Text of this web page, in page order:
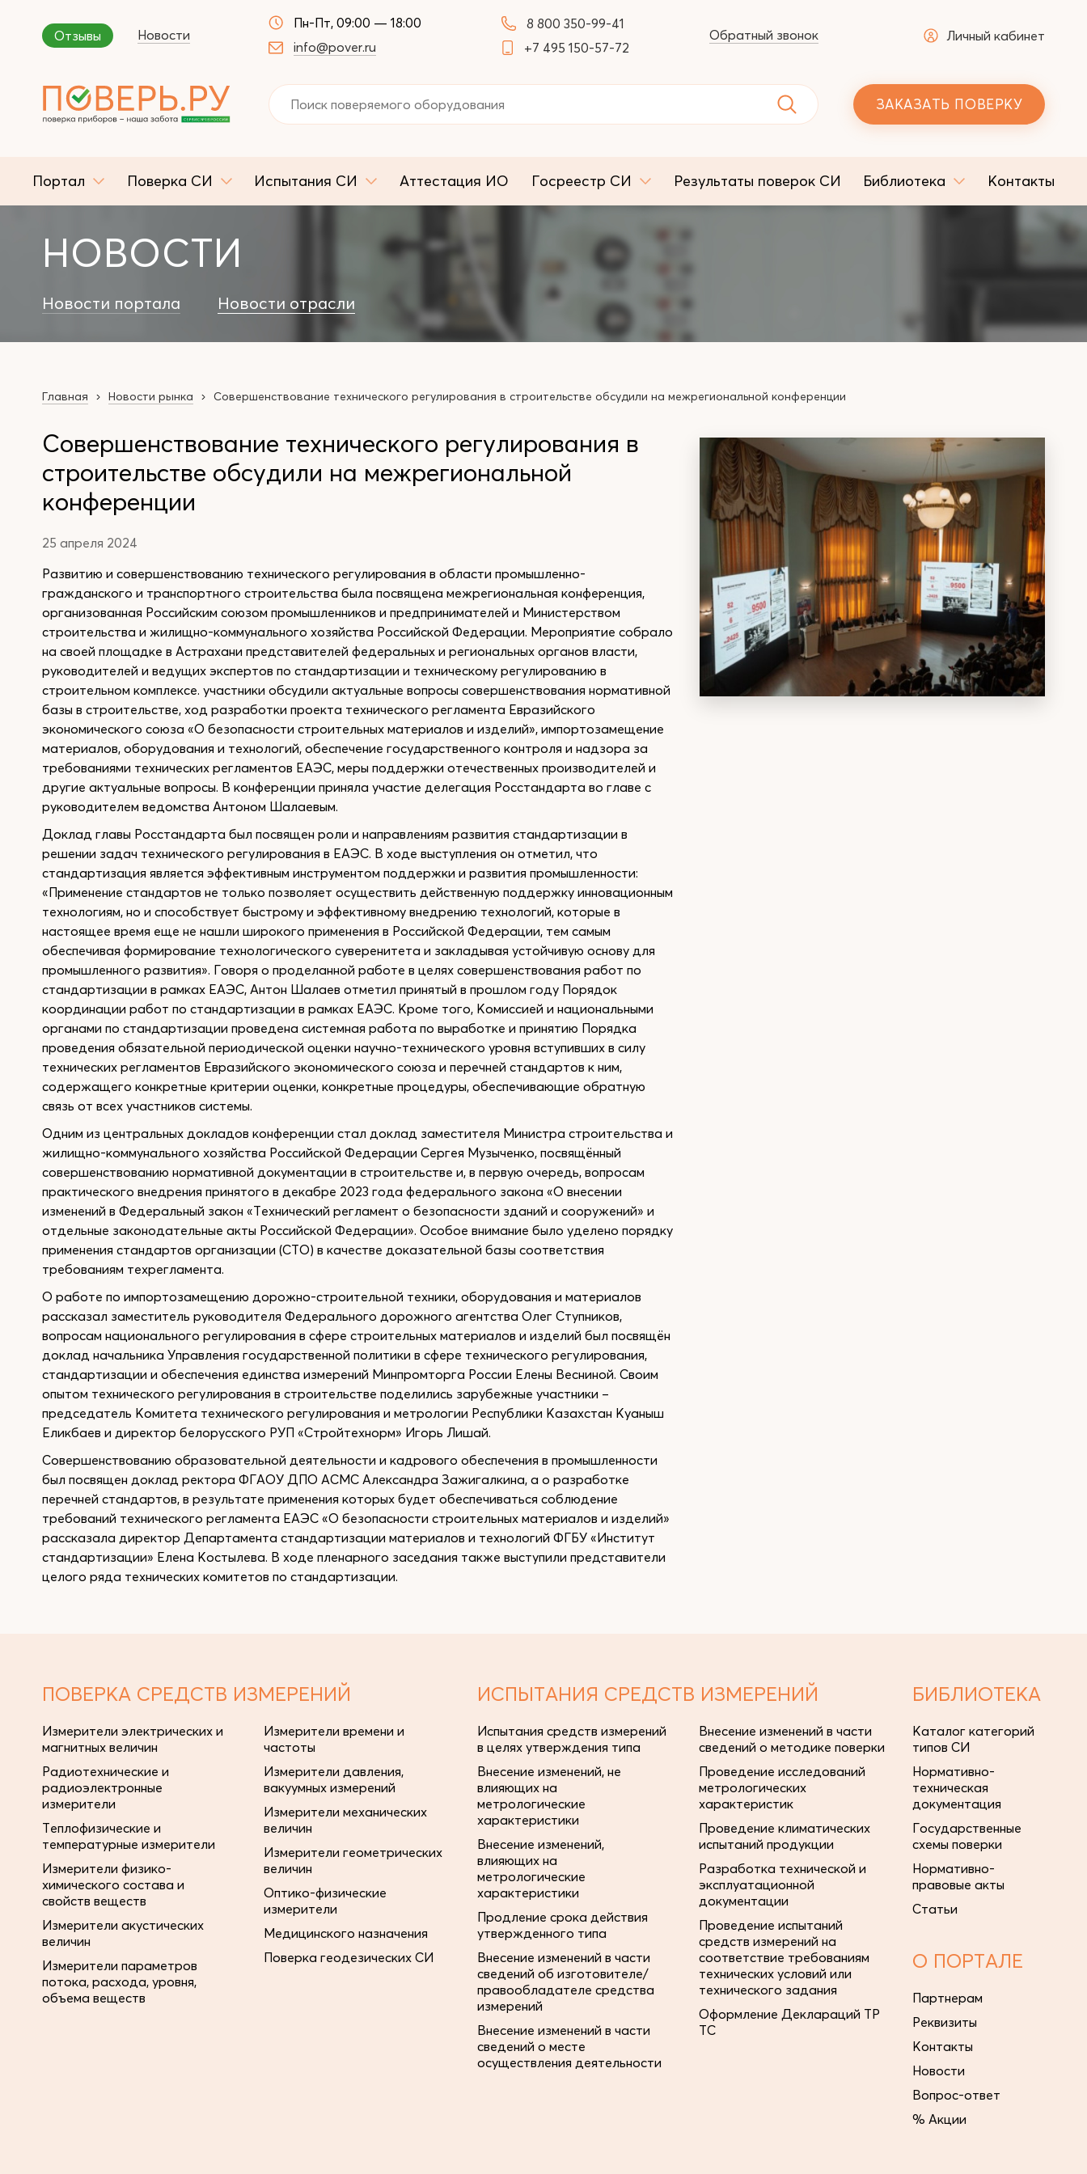
Отзывы Новости
Пн-Пт, 09:00 — 18:00
info@pover.ru
8 800 350-99-41
+7 495 150-57-72
Обратный звонок Личный кабинет
ЗАКАЗАТЬ ПОВЕРКУ
Портал Поверка СИ Испытания СИ Аттестация ИО Госреестр СИ Результаты поверок СИ Библиотека Контакты
НОВОСТИ
Новости портала Новости отрасли
Главная Новости рынка Совершенствование технического регулирования в строительстве обсудили на межрегиональной конференции
Совершенствование технического регулирования в
строительстве обсудили на межрегиональной
конференции
25 апреля 2024
Развитию и совершенствованию технического регулирования в области промышленно-
гражданского и транспортного строительства была посвящена межрегиональная конференция,
организованная Российским союзом промышленников и предпринимателей и Министерством
строительства и жилищно-коммунального хозяйства Российской Федерации. Мероприятие собрало
на своей площадке в Астрахани представителей федеральных и региональных органов власти,
руководителей и ведущих экспертов по стандартизации и техническому регулированию в
строительном комплексе. участники обсудили актуальные вопросы совершенствования нормативной
базы в строительстве, ход разработки проекта технического регламента Евразийского
экономического союза «О безопасности строительных материалов и изделий», импортозамещение
материалов, оборудования и технологий, обеспечение государственного контроля и надзора за
требованиями технических регламентов ЕАЭС, меры поддержки отечественных производителей и
другие актуальные вопросы. В конференции приняла участие делегация Росстандарта во главе с
руководителем ведомства Антоном Шалаевым.
Доклад главы Росстандарта был посвящен роли и направлениям развития стандартизации в
решении задач технического регулирования в ЕАЭС. В ходе выступления он отметил, что
стандартизация является эффективным инструментом поддержки и развития промышленности:
«Применение стандартов не только позволяет осуществить действенную поддержку инновационным
технологиям, но и способствует быстрому и эффективному внедрению технологий, которые в
настоящее время еще не нашли широкого применения в Российской Федерации, тем самым
обеспечивая формирование технологического суверенитета и закладывая устойчивую основу для
промышленного развития». Говоря о проделанной работе в целях совершенствования работ по
стандартизации в рамках ЕАЭС, Антон Шалаев отметил принятый в прошлом году Порядок
координации работ по стандартизации в рамках ЕАЭС. Кроме того, Комиссией и национальными
органами по стандартизации проведена системная работа по выработке и принятию Порядка
проведения обязательной периодической оценки научно-технического уровня вступивших в силу
технических регламентов Евразийского экономического союза и перечней стандартов к ним,
содержащего конкретные критерии оценки, конкретные процедуры, обеспечивающие обратную
связь от всех участников системы.
Одним из центральных докладов конференции стал доклад заместителя Министра строительства и
жилищно-коммунального хозяйства Российской Федерации Сергея Музыченко, посвящённый
совершенствованию нормативной документации в строительстве и, в первую очередь, вопросам
практического внедрения принятого в декабре 2023 года федерального закона «О внесении
изменений в Федеральный закон «Технический регламент о безопасности зданий и сооружений» и
отдельные законодательные акты Российской Федерации». Особое внимание было уделено порядку
применения стандартов организации (СТО) в качестве доказательной базы соответствия
требованиям техрегламента.
О работе по импортозамещению дорожно-строительной техники, оборудования и материалов
рассказал заместитель руководителя Федерального дорожного агентства Олег Ступников,
вопросам национального регулирования в сфере строительных материалов и изделий был посвящён
доклад начальника Управления государственной политики в сфере технического регулирования,
стандартизации и обеспечения единства измерений Минпромторга России Елены Весниной. Своим
опытом технического регулирования в строительстве поделились зарубежные участники –
председатель Комитета технического регулирования и метрологии Республики Казахстан Куаныш
Еликбаев и директор белорусского РУП «Стройтехнорм» Игорь Лишай.
Совершенствованию образовательной деятельности и кадрового обеспечения в промышленности
был посвящен доклад ректора ФГАОУ ДПО АСМС Александра Зажигалкина, а о разработке
перечней стандартов, в результате применения которых будет обеспечиваться соблюдение
требований технического регламента ЕАЭС «О безопасности строительных материалов и изделий»
рассказала директор Департамента стандартизации материалов и технологий ФГБУ «Институт
стандартизации» Елена Костылева. В ходе пленарного заседания также выступили представители
целого ряда технических комитетов по стандартизации.
ПОВЕРКА СРЕДСТВ ИЗМЕРЕНИЙ
Измерители электрических и
магнитных величин
Радиотехнические и
радиоэлектронные
измерители
Теплофизические и
температурные измерители
Измерители физико-
химического состава и
свойств веществ
Измерители акустических
величин
Измерители параметров
потока, расхода, уровня,
объема веществ
Измерители времени и
частоты
Измерители давления,
вакуумных измерений
Измерители механических
величин
Измерители геометрических
величин
Оптико-физические
измерители
Медицинского назначения
Поверка геодезических СИ
ИСПЫТАНИЯ СРЕДСТВ ИЗМЕРЕНИЙ
Испытания средств измерений
в целях утверждения типа
Внесение изменений, не
влияющих на
метрологические
характеристики
Внесение изменений,
влияющих на
метрологические
характеристики
Продление срока действия
утвержденного типа
Внесение изменений в части
сведений об изготовителе/
правообладателе средства
измерений
Внесение изменений в части
сведений о месте
осуществления деятельности
Внесение изменений в части
сведений о методике поверки
Проведение исследований
метрологических
характеристик
Проведение климатических
испытаний продукции
Разработка технической и
эксплуатационной
документации
Проведение испытаний
средств измерений на
соответствие требованиям
технических условий или
технического задания
Оформление Деклараций ТР
ТС
БИБЛИОТЕКА
Каталог категорий
типов СИ
Нормативно-
техническая
документация
Государственные
схемы поверки
Нормативно-
правовые акты
Статьи
О ПОРТАЛЕ
Партнерам
Реквизиты
Контакты
Новости
Вопрос-ответ
% Акции